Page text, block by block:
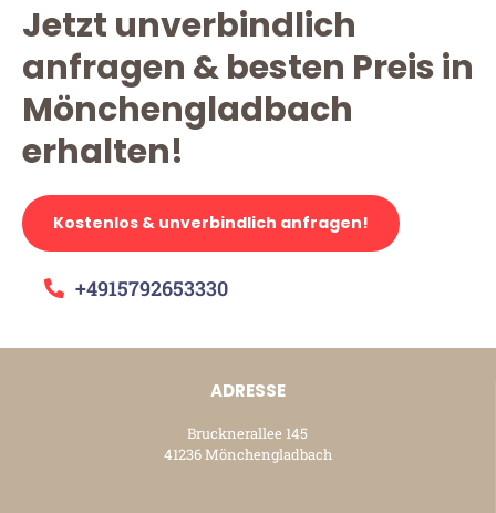
Jetzt unverbindlich
anfragen & besten Preis in
Mönchengladbach
erhalten!
Kostenlos & unverbindlich anfragen!
+4915792653330
ADRESSE
Brucknerallee 145
41236 Mönchengladbach